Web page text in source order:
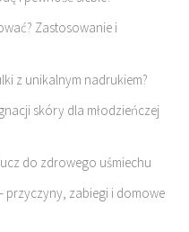
Zastosowanie i
z unikalnym nadrukiem?
skóry dla młodzieńczej
do zdrowego uśmiechu
przyczyny, zabiegi i domowe